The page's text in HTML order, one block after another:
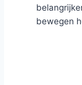
bewegen